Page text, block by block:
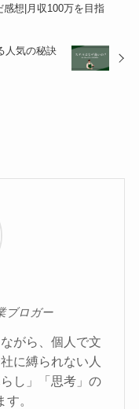
感想|月収100万を目指
人気の秘訣
ブロガー
がら、個人で文
に縛られない人
し」「思考」の
。